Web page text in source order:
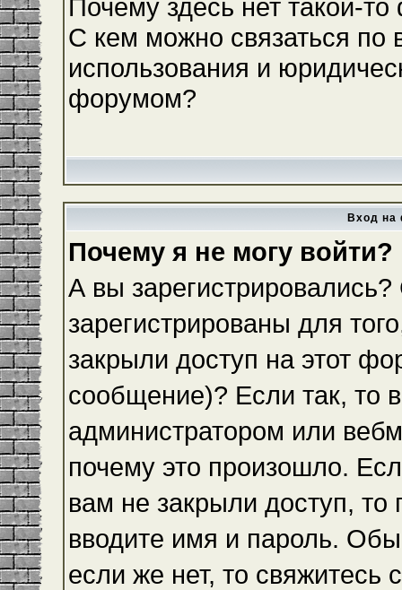
Почему здесь нет такой-
С кем можно связаться по
использования и
форумом?
Вход на
Почему я не могу войти?
А вы
зарегистрированы для
закрыли доступ на этот
сообщение)? Если так, то
администратором или
почему это произошло.
вам не закрыли доступ,
вводите имя и пароль.
если же нет, то свяжитесь